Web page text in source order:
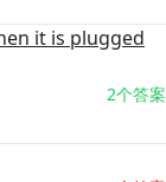
it is plugged
2个答案